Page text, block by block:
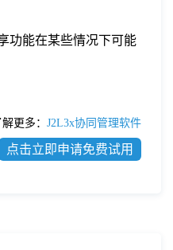
功能在某些情况下可能
更多： J2L3x协同管理软件
点击立即申请免费试用